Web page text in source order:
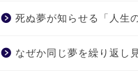
死ぬ夢が知らせる「人生
なぜか同じ夢を繰り返し